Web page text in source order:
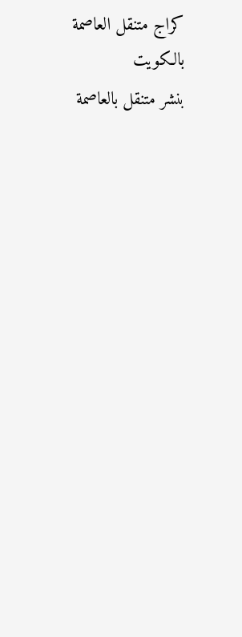
كراج متنقل العاصمة
بالكويت
بنشر متنقل بالعاصمة